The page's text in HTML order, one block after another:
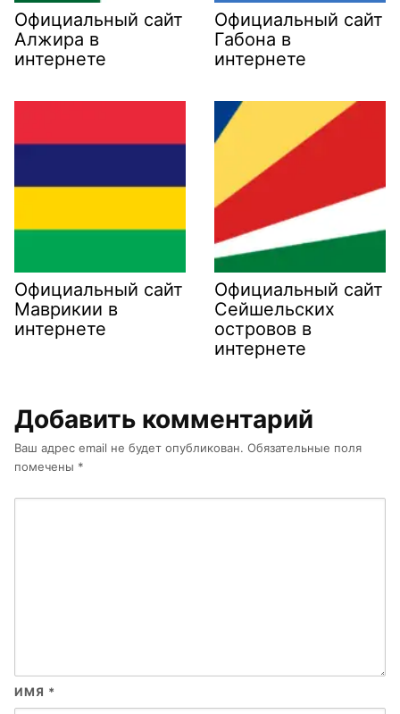
Официальный сайт
Алжира в
интернете
Официальный сайт
Габона в
интернете
Официальный сайт
Маврикии в
интернете
Официальный сайт
Сейшельских
островов в
интернете
Добавить комментарий
Ваш адрес email не будет опубликован. Обязательные поля
помечены *
ИМЯ *